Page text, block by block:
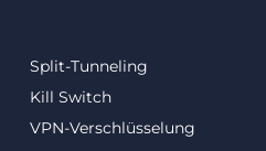
Split-Tunneling
Kill Switch
VPN-Verschlüsselung